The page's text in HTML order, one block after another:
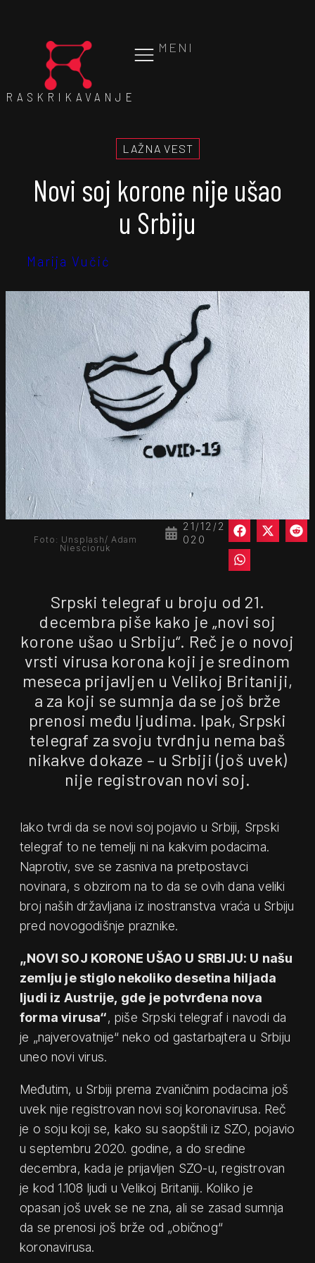
MENI
RASKRIKAVANJE
LAŽNA VEST
Novi soj korone nije ušao
u Srbiju
Marija Vučić
21/12/2
020
Foto: Unsplash/ Adam
Niescioruk
Srpski telegraf u broju od 21.
decembra piše kako je „novi soj
korone ušao u Srbiju“. Reč je o novoj
vrsti virusa korona koji je sredinom
meseca prijavljen u Velikoj Britaniji,
a za koji se sumnja da se još brže
prenosi među ljudima. Ipak, Srpski
telegraf za svoju tvrdnju nema baš
nikakve dokaze – u Srbiji (još uvek)
nije registrovan novi soj.
Iako tvrdi da se novi soj pojavio u Srbiji, Srpski
telegraf to ne temelji ni na kakvim podacima.
Naprotiv, sve se zasniva na pretpostavci
novinara, s obzirom na to da se ovih dana veliki
broj naših državljana iz inostranstva vraća u Srbiju
pred novogodišnje praznike.
„NOVI SOJ KORONE UŠAO U SRBIJU: U našu
zemlju je stiglo nekoliko desetina hiljada
ljudi iz Austrije, gde je potvrđena nova
forma virusa“, piše Srpski telegraf i navodi da
je „najverovatnije“ neko od gastarbajtera u Srbiju
uneo novi virus.
Međutim, u Srbiji prema zvaničnim podacima još
uvek nije registrovan novi soj koronavirusa. Reč
je o soju koji se, kako su saopštili iz SZO, pojavio
u septembru 2020. godine, a do sredine
decembra, kada je prijavljen SZO-u, registrovan
je kod 1.108 ljudi u Velikoj Britaniji. Koliko je
opasan još uvek se ne zna, ali se zasad sumnja
da se prenosi još brže od „običnog“
koronavirusa.